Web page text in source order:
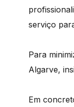
serviço
Para
Algarve,
Em